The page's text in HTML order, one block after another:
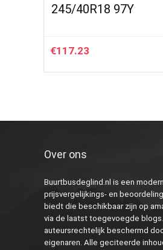
245/40R18 97Y
€117.23
Over ons
Buurtbusdeglind.nl is een
prijsvergelijkings- en
biedt die beschikbaar zijn op
via de laatst toegevoegde
auteursrechtelijk beschermd
eigenaren. Alle geciteerde